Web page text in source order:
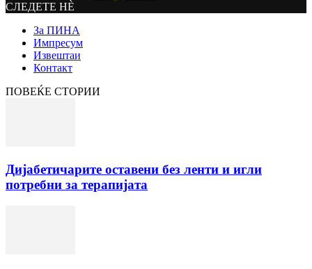
СЛЕДЕТЕ НЀ
За ПИНА
Импресум
Извештаи
Контакт
ПОВЕЌЕ СТОРИИ
Дијабетичарите оставени без ленти и игли
потребни за терапијата